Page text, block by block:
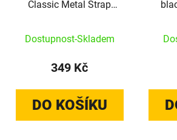
Classic Metal Strap
Dostupnost-Skladem
349 Kč
DO KOŠÍKU